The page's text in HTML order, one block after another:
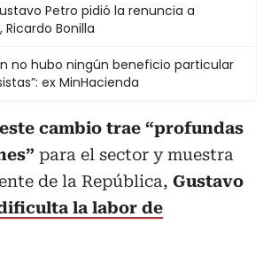
Petro pidió la renuncia a
Ricardo Bonilla
no hubo ningún beneficio particular
ex MinHacienda
cambio trae “profundas
para el sector y muestra
de la República, Gustavo
la labor de